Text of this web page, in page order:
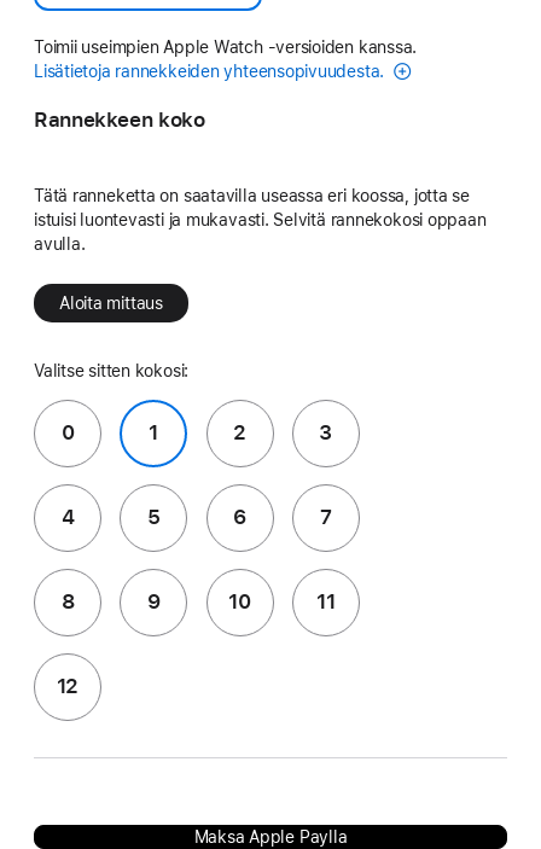
Toimii useimpien Apple Watch ‑versioiden kanssa.
Lisätietoja rannekkeiden yhteensopivuudesta.
Rannekkeen koko
Tätä ranneketta on saatavilla useassa eri koossa, jotta se
istuisi luontevasti ja mukavasti. Selvitä rannekokosi oppaan
avulla.
Aloita mittaus
Valitse sitten kokosi:
0 1 2 3
4 5 6 7
8 9 10 11
12
Maksa Apple Paylla